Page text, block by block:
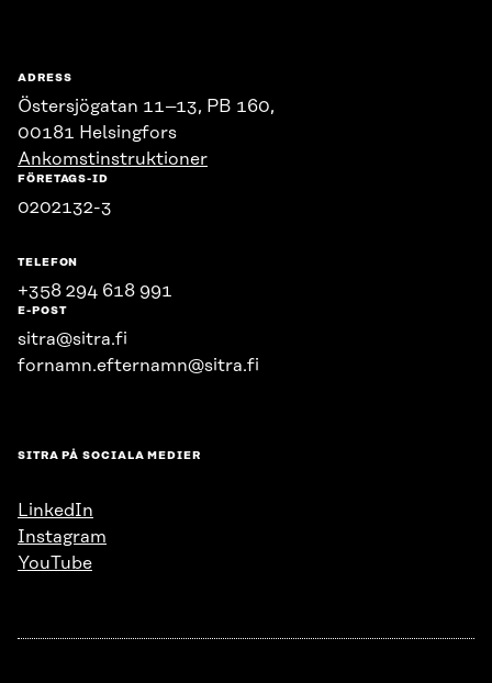
ADRESS
Östersjögatan 11–13, PB 160,
00181 Helsingfors
Ankomstinstruktioner
FÖRETAGS-ID
0202132-3
TELEFON
+358 294 618 991
E-POST
sitra@sitra.fi
fornamn.efternamn@sitra.fi
SITRA PÅ SOCIALA MEDIER
LinkedIn
Instagram
YouTube